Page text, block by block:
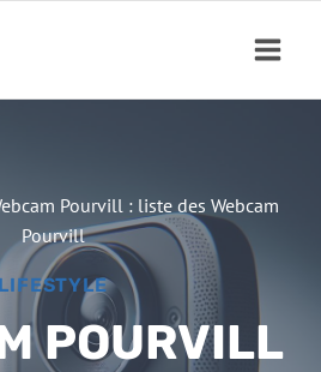
Pourvill : liste des Webcam
Pourvill
LIFESTYLE
POURVILL